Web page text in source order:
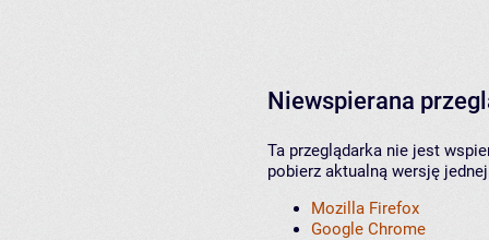
Niewspierana
Ta przeglądarka nie jest
pobierz aktualną wersję
Mozilla Firefox
Google Chrome